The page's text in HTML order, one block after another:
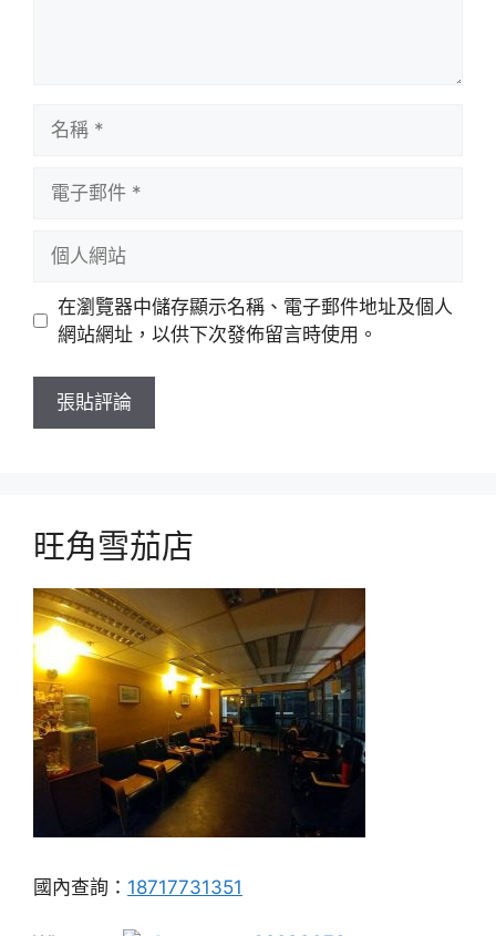
站
在瀏覽器中儲存顯示名稱、電子郵件地址及個人
網站網址，以供下次發佈留言時使用。
旺角雪茄店
國內查詢： 18717731351